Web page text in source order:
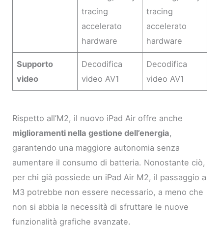
tracing
accelerato
hardware
tracing
accelerato
hardware
Supporto
video
Decodifica
video AV1
Decodifica
video AV1
Rispetto all’M2, il nuovo iPad Air offre anche
miglioramenti nella gestione dell’energia,
garantendo una maggiore autonomia senza
aumentare il consumo di batteria. Nonostante ciò,
per chi già possiede un iPad Air M2, il passaggio a
M3 potrebbe non essere necessario, a meno che
non si abbia la necessità di sfruttare le nuove
funzionalità grafiche avanzate.